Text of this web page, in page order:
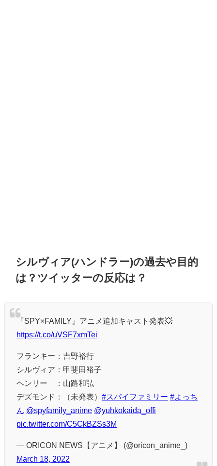
シルヴィア(ハンドラー)の過去や目的
は？ツイッターの反応は？
『SPY×FAMILY』アニメ追加キャスト発表💥
https://t.co/uVSF7xmTei
フランキー：吉野裕行
シルヴィア：甲斐田裕子
ヘンリー ：山路和弘
デズモンド：（未発表） #スパイファミリー #よっち
ん
@spyfamily_anime @yuhkokaida_offi
pic.twitter.com/C5CkBZSs3M
— ORICON NEWS【アニメ】 (@oricon_anime_)
March 18, 2022